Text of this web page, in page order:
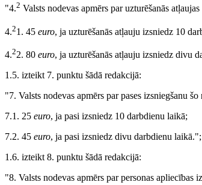
"4.2 Valsts nodevas apmērs par uzturēšanās
4.21. 45 euro, ja uzturēšanās atļauju izsniedz 10
4.22. 80 euro, ja uzturēšanās atļauju izsniedz divu
1.5. izteikt 7. punktu šādā redakcijā:
"7. Valsts nodevas apmērs par pases izsniegšanu
7.1. 25 euro, ja pasi izsniedz 10 darbdienu laikā;
7.2. 45 euro, ja pasi izsniedz divu darbdienu laikā.";
1.6. izteikt 8. punktu šādā redakcijā:
"8. Valsts nodevas apmērs par personas